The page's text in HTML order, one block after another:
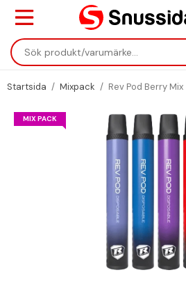
Startsida / Mixpack / Rev Pod Berry Mix
MIX PACK